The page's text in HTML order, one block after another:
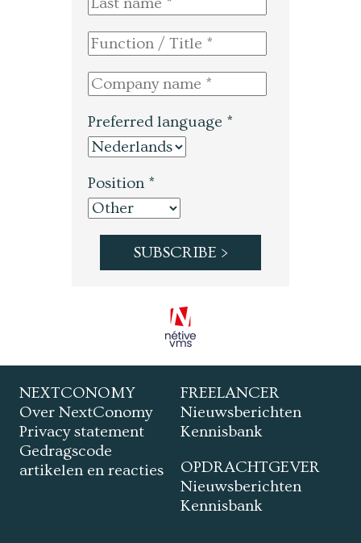
Preferred language *
Position *
NEXTCONOMY
Over NextConomy
Privacy statement
Gedragscode
artikelen en reacties
FREELANCER
Nieuwsberichten
Kennisbank
OPDRACHTGEVER
Nieuwsberichten
Kennisbank